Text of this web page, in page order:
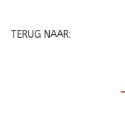
TERUG NAAR: